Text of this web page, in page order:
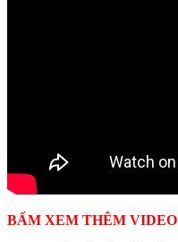
BẤM XEM THÊM VIDEO